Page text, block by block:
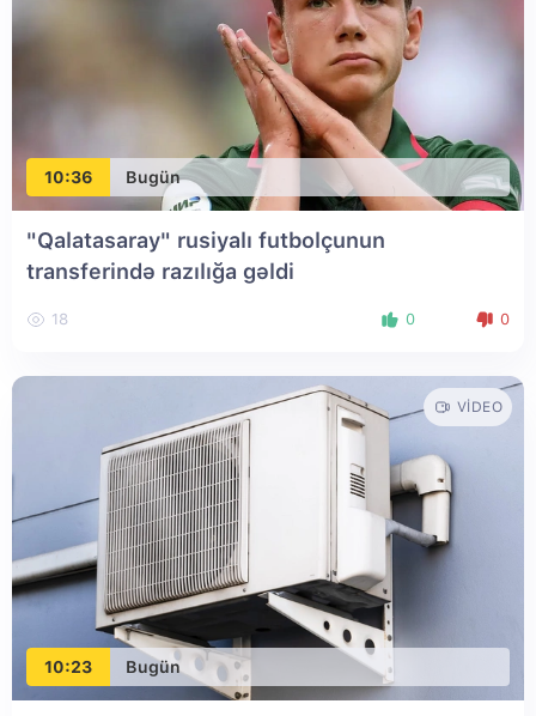
10:36 Bugün
"Qalatasaray" rusiyalı futbolçunun
transferində razılığa gəldi
18 0 0
10:23 Bugün
VIDEO